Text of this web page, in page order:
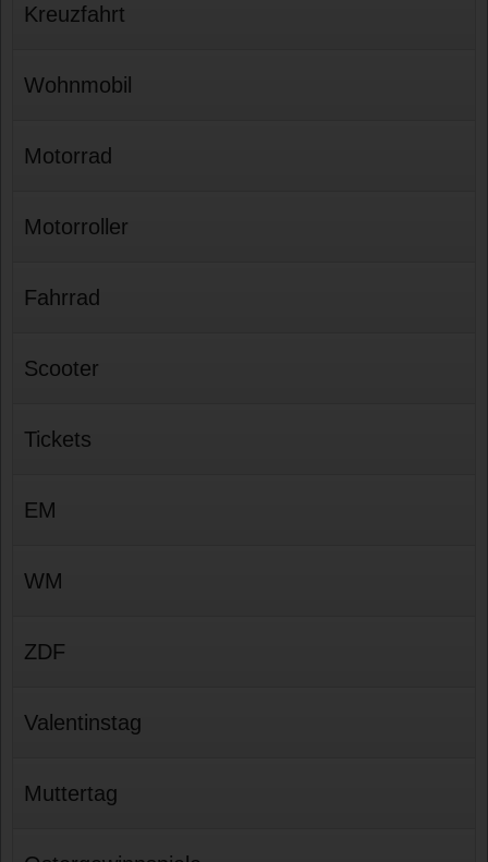
Kreuzfahrt
Wohnmobil
Motorrad
Motorroller
Fahrrad
Scooter
Tickets
EM
WM
ZDF
Valentinstag
Muttertag